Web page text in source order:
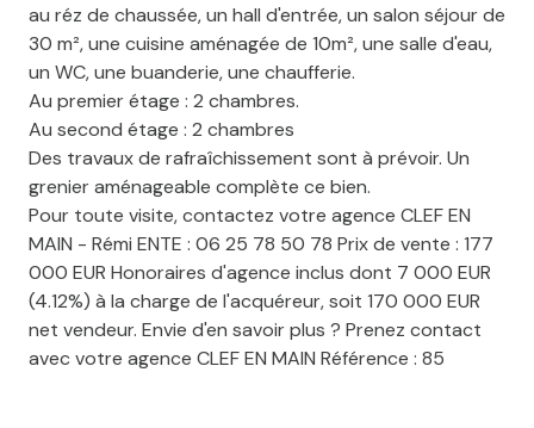
au réz de chaussée, un hall d'entrée, un salon séjour de
30 m², une cuisine aménagée de 10m², une salle d'eau,
un WC, une buanderie, une chaufferie.
Au premier étage : 2 chambres.
Au second étage : 2 chambres
Des travaux de rafraîchissement sont à prévoir. Un
grenier aménageable complète ce bien.
Pour toute visite, contactez votre agence CLEF EN
MAIN - Rémi ENTE : 06 25 78 50 78 Prix de vente : 177
000 EUR Honoraires d'agence inclus dont 7 000 EUR
(4.12%) à la charge de l'acquéreur, soit 170 000 EUR
net vendeur. Envie d'en savoir plus ? Prenez contact
avec votre agence CLEF EN MAIN Référence : 85